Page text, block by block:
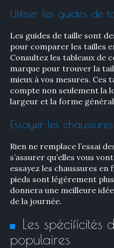
Utiliser les guides de
Les guides de taille sont
pour comparer les tailles
Consultez les tableaux de
marque pour trouver la
mieux à vos mesures. Ces
compte non seulement la
largeur et la forme
Essayer les chaussures
Rien ne remplace l’essai
s’assurer qu’elles vous
essayez les chaussures
pieds sont légèrement
donnera une meilleure
de la journée.
Les spécificités
populaires
Rechercher
: